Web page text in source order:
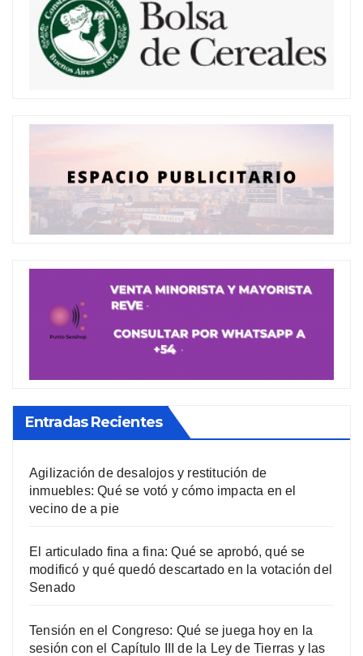
Entradas Recientes
Agilización de desalojos y restitución de
inmuebles: Qué se votó y cómo impacta en el
vecino de a pie
El articulado fina a fina: Qué se aprobó, qué se
modificó y qué quedó descartado en la votación del
Senado
Tensión en el Congreso: Qué se juega hoy en la
sesión con el Capítulo III de la Ley de Tierras y las